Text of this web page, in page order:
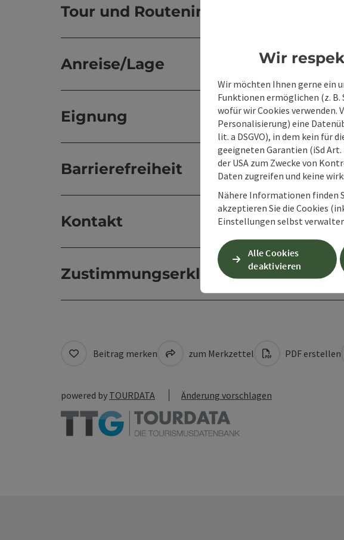
Tour und Routeninformationen
Anreise/Lage
Eignung
Barrierefreiheit
Kontakt
Zustimmungserklärung
Beitrag merken zum Merkzettel PDF erstellen
powered by TOURDATA Änderung vorschlagen
Wir
Wir möchten Ihnen gerne ein
Funktionen ermöglichen (z.
wofür wir Cookies
Personalisierung) eine
lit. a DSGVO), in dem kein für
geeigneten Garantien (iSd Art.
der USA zum Zwecke von
Daten zugreifen und keine
Nähere Informationen finden
akzeptieren Sie die Cookies
Einstellungen selbst
Alle Cookies
deaktivieren